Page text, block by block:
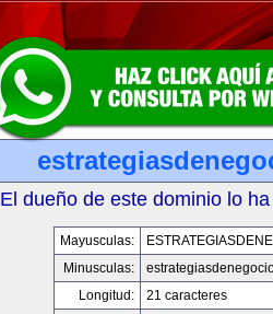
El dueño de este dominio lo
Mayusculas:
Minusculas:
Longitud:
21 caracteres